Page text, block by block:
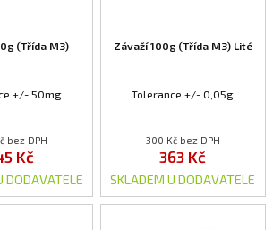
(Třída M3)
+/- 50mg
bez DPH
Kč
DODAVATELE
Závaží 100g (Třída M3) Lité
Tolerance +/- 0,05g
300 Kč bez DPH
363 Kč
SKLADEM U DODAVATELE